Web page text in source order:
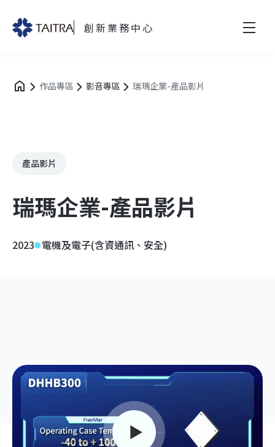
創新業務中心
作品專區 影音專區 瑞瑪企業-產品影片
產品影片
瑞瑪企業-產品影片
2023 電機及電子(含資通訊、安全)